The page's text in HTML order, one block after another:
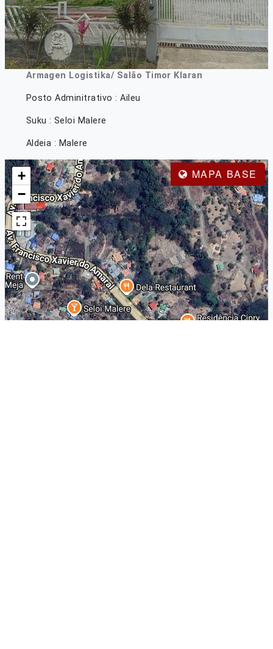
Armagen Logistika/ Salão Timor Klaran
Posto Adminitrativo : Aileu
Suku : Seloi Malere
Aldeia : Malere
MAPA BASE
+
−